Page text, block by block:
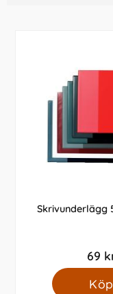
Skrivunderlägg
69
Köp